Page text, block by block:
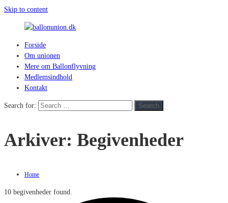
Skip to content
ballonunion.dk
hvad
blæser
Forside
Om unionen
Mere om Ballonflyvning
Medlemsindhold
Kontakt
Search for: Search
Arkiver: Begivenheder
Home
10 begivenheder found.